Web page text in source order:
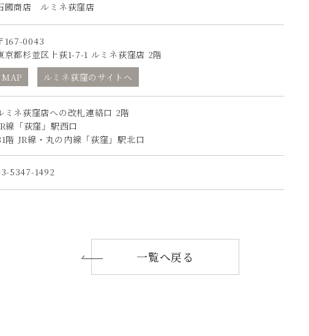
國商店 ルミネ荻窪店
167-0043
京都杉並区上荻1-7-1 ルミネ荻窪店 2階
MAP
ルミネ荻窪のサイトへ
ミネ荻窪店への改札連絡口 2階
線「荻窪」駅西口
階 JR線・丸の内線「荻窪」駅北口
5347-1492
一覧へ戻る